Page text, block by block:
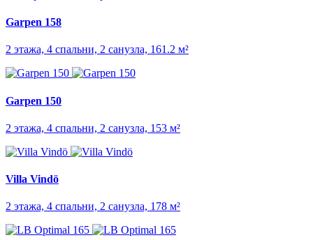
Garpen 158
2 этажа, 4 спальни, 2 санузла, 161.2 м²
Garpen 150
2 этажа, 4 спальни, 2 санузла, 153 м²
Villa Vindö
2 этажа, 4 спальни, 2 санузла, 178 м²